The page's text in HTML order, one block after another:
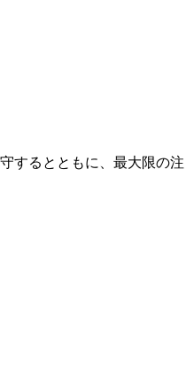
するとともに、最大限の注